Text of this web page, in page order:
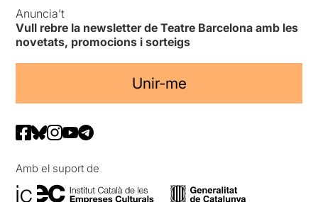
Anuncia’t
Vull rebre la newsletter de Teatre Barcelona amb les
novetats, promocions i sorteigs
Unir-me
Amb el suport de